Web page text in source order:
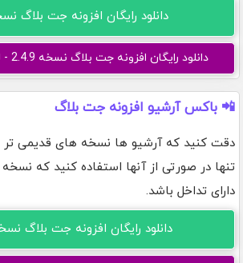
دانلود رایگان افزونه جت بلاگ نسخه
دانلود رایگان افزونه جت بلاگ نسخه 2.4.9 - لینک سرور کمکی
📲 باکس آرشیو افزونه جت بلاگ
دقت کنید که آرشیو ها نسخه های قدیمی تر
تنها در صورتی از آنها استفاده کنید که
دارای تداخل باشد.
دانلود رایگان افزونه جت بلاگ نسخه